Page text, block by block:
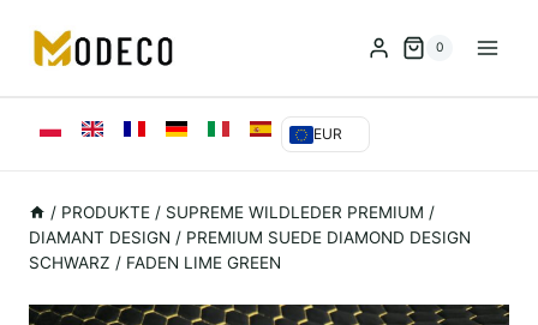
Inhalt
springen
0
EUR
/ PRODUKTE / SUPREME WILDLEDER PREMIUM /
DIAMANT DESIGN / PREMIUM SUEDE DIAMOND DESIGN
SCHWARZ / FADEN LIME GREEN